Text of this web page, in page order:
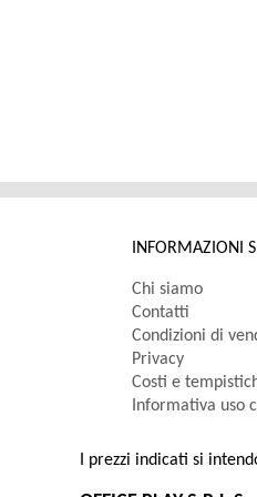
INFORMAZIONI
Chi siamo
Contatti
Condizioni di
Privacy
Costi e
Informativa uso
I prezzi indicati si